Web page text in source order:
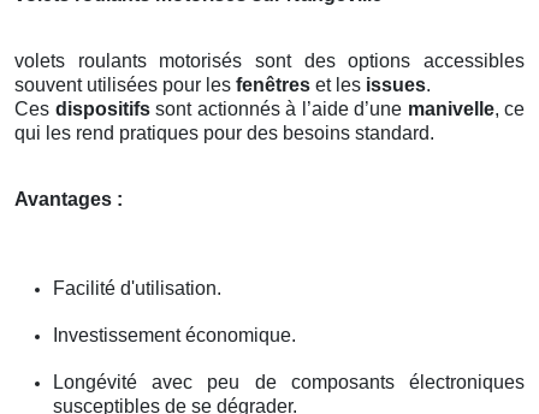
volets roulants motorisés sont des options accessibles
souvent utilisées pour les fenêtres et les issues.
Ces dispositifssont actionnés à l’aide d’une manivelle, ce
qui les rend pratiques pour des besoins standard.
Avantages :
Facilité d'utilisation.
Investissement économique.
Longévité avec peu de composants électroniques
susceptibles de se dégrader.